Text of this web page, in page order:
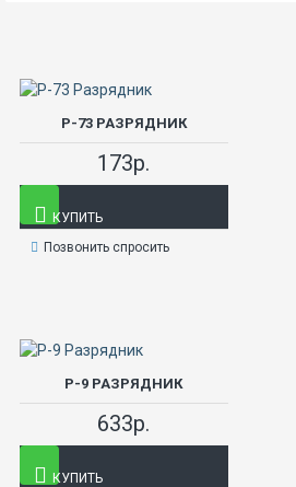
Р-73 РАЗРЯДНИК
173р.
КУПИТЬ
Позвонить спросить
Р-9 РАЗРЯДНИК
633р.
КУПИТЬ